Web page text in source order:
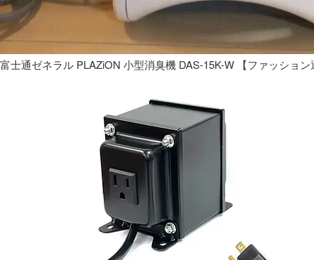
富士通ゼネラル PLAZiON 小型消臭機 DAS-15K-W 【ファッション